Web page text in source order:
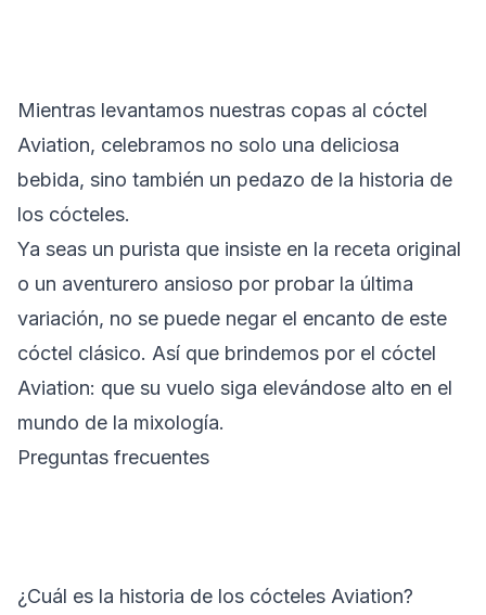
Mientras levantamos nuestras copas al cóctel
Aviation, celebramos no solo una deliciosa
bebida, sino también un pedazo de la historia de
los cócteles.
Ya seas un purista que insiste en la receta original
o un aventurero ansioso por probar la última
variación, no se puede negar el encanto de este
cóctel clásico. Así que brindemos por el cóctel
Aviation: que su vuelo siga elevándose alto en el
mundo de la mixología.
Preguntas frecuentes
¿Cuál es la historia de los cócteles Aviation?